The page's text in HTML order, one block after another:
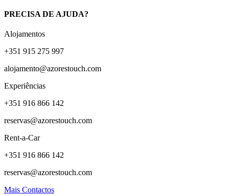
PRECISA DE AJUDA?
Alojamentos
+351 915 275 997
alojamento@azorestouch.com
Experiências
+351 916 866 142
reservas@azorestouch.com
Rent-a-Car
+351 916 866 142
reservas@azorestouch.com
Mais Contactos